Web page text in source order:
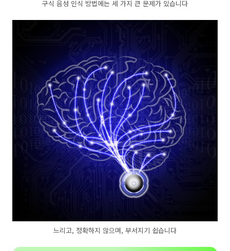
구식 음성 인식 방법에는 세 가지 큰 문제가 있습니다
느리고, 정확하지 않으며, 부서지기 쉽습니다